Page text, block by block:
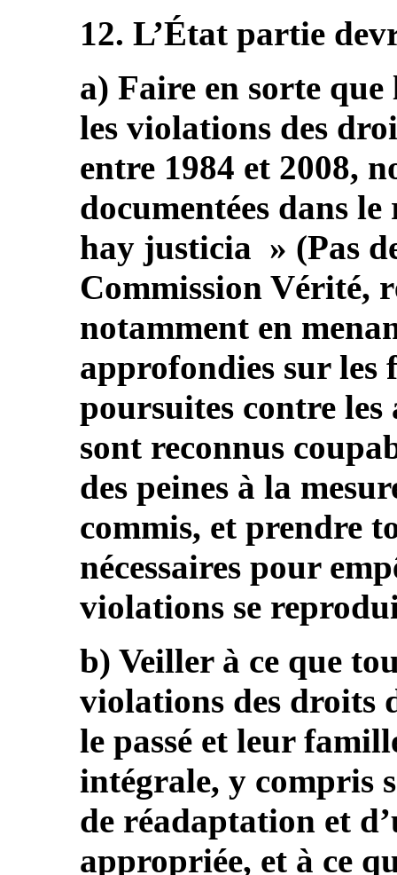
12. L’État partie
a) Faire en sorte que
les violations des
entre 1984 et 2008,
documentées dans
hay justicia » (Pas
Commission Vérité,
notamment en
approfondies sur les
poursuites contre les
sont reconnus
des peines à la
commis, et prendre
nécessaires pour
violations se
b) Veiller à ce que
violations des droits
le passé et leur
intégrale, y compris
de réadaptation et
appropriée, et à ce